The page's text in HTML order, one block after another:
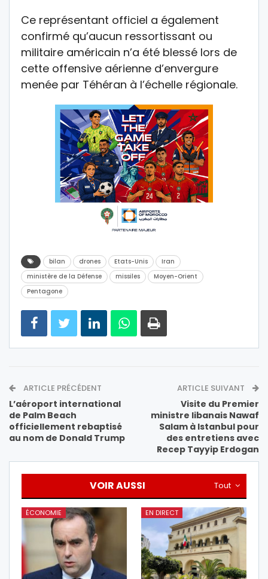
Ce représentant officiel a également
confirmé qu’aucun ressortissant ou
militaire américain n’a été blessé lors de
cette offensive aérienne d’envergure
menée par Téhéran à l’échelle régionale.
bilan drones Etats-Unis
Iran
ministère de la Défense
missiles
Moyen-Orient
Pentagone
ARTICLE PRÉCÉDENT
L’aéroport international
de Palm Beach
officiellement rebaptisé
au nom de Donald Trump
ARTICLE SUIVANT
Visite du Premier
ministre libanais Nawaf
Salam à Istanbul pour
des entretiens avec
Recep Tayyip Erdogan
Tout
VOIR AUSSI
ÉCONOMIE EN DIRECT